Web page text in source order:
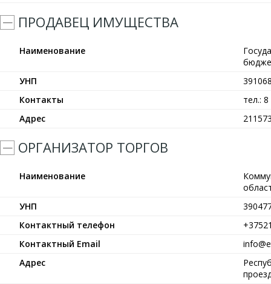
ПРОДАВЕЦ ИМУЩЕСТВА
Наименование
УНП
Контакты
тел.:
Адрес
ОРГАНИЗАТОР ТОРГОВ
Наименование
УНП
Контактный телефон
Контактный Email
Адрес